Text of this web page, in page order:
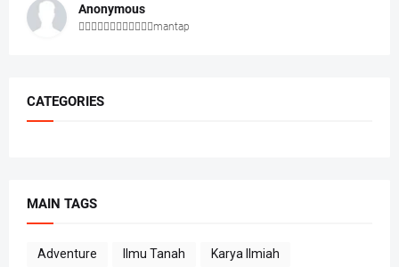
Anonymous
👍🏻👍🏻👍🏻👍🏻👍🏻👍🏻mantap
CATEGORIES
MAIN TAGS
Adventure Ilmu Tanah Karya Ilmiah